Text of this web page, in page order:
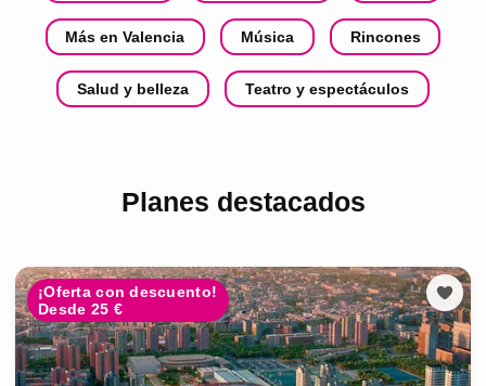
Más en Valencia Música Rincones
Salud y belleza Teatro y espectáculos
Planes destacados
¡Oferta con descuento!
Desde 25 €